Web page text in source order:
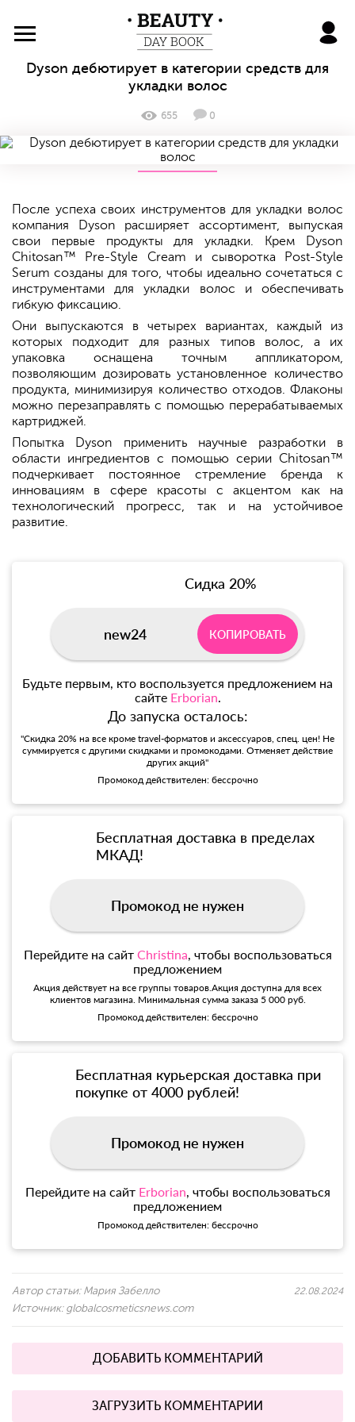
BeautyDayBook
Dyson дебютирует в категории средств для
укладки волос
655 0
После успеха своих инструментов для укладки волос
компания Dyson расширяет ассортимент, выпуская
свои первые продукты для укладки. Крем Dyson
Chitosan™ Pre-Style Cream и сыворотка Post-Style
Serum созданы для того, чтобы идеально сочетаться с
инструментами для укладки волос и обеспечивать
гибкую фиксацию.
Они выпускаются в четырех вариантах, каждый из
которых подходит для разных типов волос, а их
упаковка оснащена точным аппликатором,
позволяющим дозировать установленное количество
продукта, минимизируя количество отходов. Флаконы
можно перезаправлять с помощью перерабатываемых
картриджей.
Попытка Dyson применить научные разработки в
области ингредиентов с помощью серии Chitosan™
подчеркивает постоянное стремление бренда к
инновациям в сфере красоты с акцентом как на
технологический прогресс, так и на устойчивое
развитие.
Сидка 20%
new24 КОПИРОВАТЬ
Будьте первым, кто воспользуется предложением на
сайте Erborian.
До запуска осталось:
"Скидка 20% на все кроме travel-форматов и аксессуаров, спец. цен! Не
суммируется с другими скидками и промокодами. Отменяет действие
других акций"
Промокод действителен: бессрочно
Бесплатная доставка в пределах
МКАД!
Промокод не нужен
Перейдите на сайт Christina, чтобы воспользоваться
предложением
Акция действует на все группы товаров.Акция доступна для всех
клиентов магазина. Минимальная сумма заказа 5 000 руб.
Промокод действителен: бессрочно
Бесплатная курьерская доставка при
покупке от 4000 рублей!
Промокод не нужен
Перейдите на сайт Erborian, чтобы воспользоваться
предложением
Промокод действителен: бессрочно
Автор статьи: Мария Забелло
Источник: globalcosmeticsnews.com
22.08.2024
ДОБАВИТЬ КОММЕНТАРИЙ
ЗАГРУЗИТЬ КОММЕНТАРИИ